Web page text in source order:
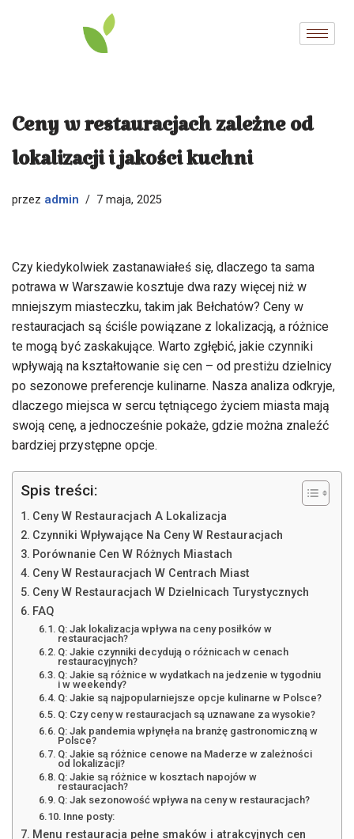
Ceny w restauracjach zależne od
lokalizacji i jakości kuchni
przez admin 7 maja, 2025
Czy kiedykolwiek zastanawiałeś się, dlaczego ta sama
potrawa w Warszawie kosztuje dwa razy więcej niż w
mniejszym miasteczku, takim jak Bełchatów? Ceny w
restauracjach są ściśle powiązane z lokalizacją, a różnice
te mogą być zaskakujące. Warto zgłębić, jakie czynniki
wpływają na kształtowanie się cen – od prestiżu dzielnicy
po sezonowe preferencje kulinarne. Nasza analiza odkryje,
dlaczego miejsca w sercu tętniącego życiem miasta mają
swoją cenę, a jednocześnie pokaże, gdzie można znaleźć
bardziej przystępne opcje.
Spis treści:
Ceny W Restauracjach A Lokalizacja
Czynniki Wpływające Na Ceny W Restauracjach
Porównanie Cen W Różnych Miastach
Ceny W Restauracjach W Centrach Miast
Ceny W Restauracjach W Dzielnicach Turystycznych
FAQ
Q: Jak lokalizacja wpływa na ceny posiłków w
restauracjach?
Q: Jakie czynniki decydują o różnicach w cenach
restauracyjnych?
Q: Jakie są różnice w wydatkach na jedzenie w tygodniu
i w weekendy?
Q: Jakie są najpopularniejsze opcje kulinarne w Polsce?
Q: Czy ceny w restauracjach są uznawane za wysokie?
Q: Jak pandemia wpłynęła na branżę gastronomiczną w
Polsce?
Q: Jakie są różnice cenowe na Maderze w zależności
od lokalizacji?
Q: Jakie są różnice w kosztach napojów w
restauracjach?
Q: Jak sezonowość wpływa na ceny w restauracjach?
Inne posty:
Menu restauracja pełne smaków i atrakcyjnych cen